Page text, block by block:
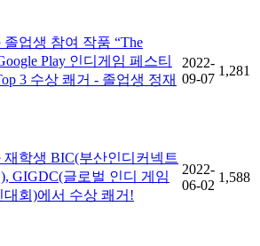
업생 참여 작품 “The
Play 인디게임 페스티
3 수상 쾌거 - 졸업생 정재
2022-
09-07
1,281
재학생 BIC(부산인디커넥트
GIGDC(글로벌 인디 게임
대회)에서 수상 쾌거!
2022-
06-02
1,588